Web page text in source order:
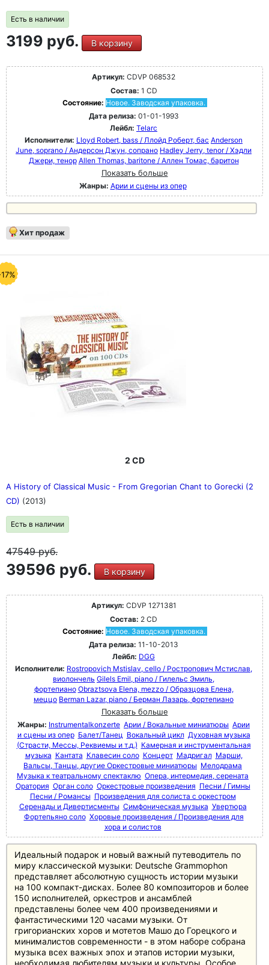
Есть в наличии
3199 руб. В корзину
Артикул: CDVP 068532
Состав: 1 CD
Состояние: Новое. Заводская упаковка.
Дата релиза: 01-01-1993
Лейбл: Telarc
Исполнители: Lloyd Robert, bass / Ллойд Роберт, бас Anderson
June, soprano / Андерсон Джун, сопрано Hadley Jerry, tenor / Хэдли
Джери, тенор Allen Thomas, baritone / Аллен Томас, баритон
Показать больше
Жанры: Арии и сцены из опер
Хит продаж
2 CD
A History of Classical Music - From Gregorian Chant to Gorecki (2
CD) (2013)
Есть в наличии
47549руб.
39596 руб. В корзину
Артикул: CDVP 1271381
Состав: 2 CD
Состояние: Новое. Заводская упаковка.
Дата релиза: 11-10-2013
Лейбл: DGG
Исполнители: Rostropovich Mstislav, cello / Ростропович Мстислав,
виолончель Gilels Emil, piano / Гилельс Эмиль,
фортепиано Obraztsova Elena, mezzo / Образцова Елена,
меццо Berman Lazar, piano / Берман Лазарь, фортепиано
Показать больше
Жанры: Instrumentalkonzerte Арии / Вокальные миниатюры Арии
и сцены из опер Балет/Танец Вокальный цикл Духовная музыка
(Страсти, Мессы, Реквиемы и т.д.) Камерная и инструментальная
музыка Кантата Клавесин соло Концерт Мадригал Марши,
Вальсы, Танцы, другие Оркестровые миниатюры Мелодрама
Музыка к театральному спектаклю Опера, интермедия, серената
Оратория Орган соло Оркестровые произведения Песни / Гимны
Песни / Романсы Произведения для солиста с оркестром
Серенады и Дивертисменты Симфоническая музыка Увертюра
Фортепьяно соло Хоровые произведения / Произведения для
хора и солистов
Идеальный подарок и новый важный путеводитель по
миру классической музыки: Deutsche Grammophon
представляет абсолютную сущность истории музыки
на 100 компакт-дисках. Более 80 композиторов и более
150 исполнителей, оркестров и ансамблей
представлены более чем 400 произведениями и
фантастическими 120 часами музыки. От
григорианских хоров и мотетов Машо до Горецкого и
минималистов современности - в этом наборе собрана
музыка всех важных эпох и этапов истории музыки,
необходимая любителям музыки и культуры. Особое